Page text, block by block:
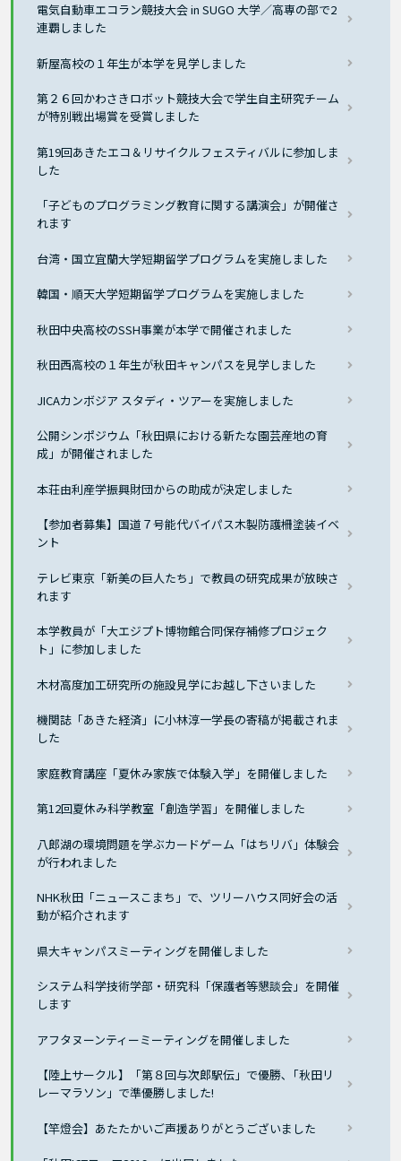
電気自動車エコラン競技大会 in SUGO 大学／高専の部で2
連覇しました
新屋高校の１年生が本学を見学しました
第２６回かわさきロボット競技大会で学生自主研究チーム
が特別戦出場賞を受賞しました
第19回あきたエコ＆リサイクルフェスティバルに参加しま
した
「子どものプログラミング教育に関する講演会」が開催さ
れます
台湾・国立宜蘭大学短期留学プログラムを実施しました
韓国・順天大学短期留学プログラムを実施しました
秋田中央高校のSSH事業が本学で開催されました
秋田西高校の１年生が秋田キャンパスを見学しました
JICAカンボジア スタディ・ツアーを実施しました
公開シンポジウム「秋田県における新たな園芸産地の育
成」が開催されました
本荘由利産学振興財団からの助成が決定しました
【参加者募集】国道７号能代バイパス木製防護柵塗装イベ
ント
テレビ東京「新美の巨人たち」で教員の研究成果が放映さ
れます
本学教員が「大エジプト博物館合同保存補修プロジェク
ト」に参加しました
木材高度加工研究所の施設見学にお越し下さいました
機関誌「あきた経済」に小林淳一学長の寄稿が掲載されま
した
家庭教育講座「夏休み家族で体験入学」を開催しました
第12回夏休み科学教室「創造学習」を開催しました
八郎湖の環境問題を学ぶカードゲーム「はちリバ」体験会
が行われました
NHK秋田「ニュースこまち」で、ツリーハウス同好会の活
動が紹介されます
県大キャンパスミーティングを開催しました
システム科学技術学部・研究科「保護者等懇談会」を開催
します
アフタヌーンティーミーティングを開催しました
【陸上サークル】「第８回与次郎駅伝」で優勝､「秋田リ
レーマラソン」で準優勝しました!
【竿燈会】あたたかいご声援ありがとうございました